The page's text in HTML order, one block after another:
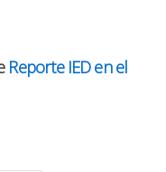
Reporte IED en el